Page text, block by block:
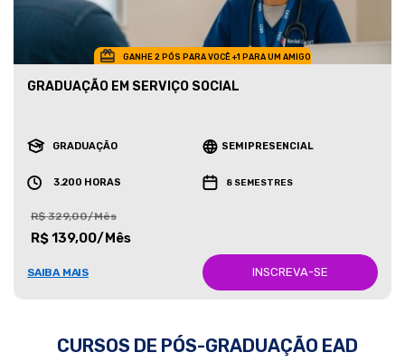
GANHE 2 PÓS PARA VOCÊ +1 PARA UM AMIGO
GRADUAÇÃO EM SERVIÇO SOCIAL
GRADUAÇÃO SEMIPRESENCIAL
3.200 HORAS 8 SEMESTRES
R$ 329,00/Mês
R$ 139,00/Mês
SAIBA MAIS INSCREVA-SE
CURSOS DE PÓS-GRADUAÇÃO EAD